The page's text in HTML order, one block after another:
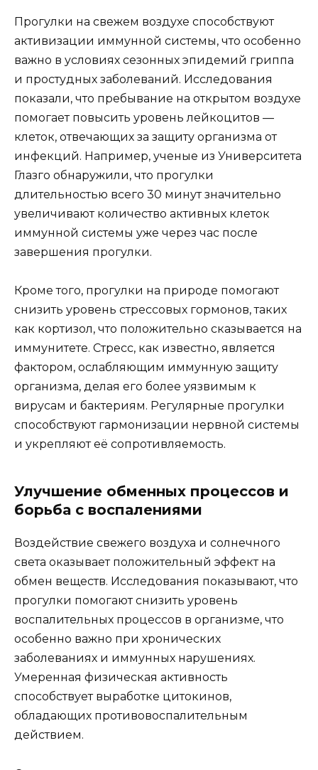
Прогулки на свежем воздухе способствуют
активизации иммунной системы, что особенно
важно в условиях сезонных эпидемий гриппа
и простудных заболеваний. Исследования
показали, что пребывание на открытом воздухе
помогает повысить уровень лейкоцитов —
клеток, отвечающих за защиту организма от
инфекций. Например, ученые из Университета
Глазго обнаружили, что прогулки
длительностью всего 30 минут значительно
увеличивают количество активных клеток
иммунной системы уже через час после
завершения прогулки.
Кроме того, прогулки на природе помогают
снизить уровень стрессовых гормонов, таких
как кортизол, что положительно сказывается на
иммунитете. Стресс, как известно, является
фактором, ослабляющим иммунную защиту
организма, делая его более уязвимым к
вирусам и бактериям. Регулярные прогулки
способствуют гармонизации нервной системы
и укрепляют её сопротивляемость.
Улучшение обменных процессов и
борьба с воспалениями
Воздействие свежего воздуха и солнечного
света оказывает положительный эффект на
обмен веществ. Исследования показывают, что
прогулки помогают снизить уровень
воспалительных процессов в организме, что
особенно важно при хронических
заболеваниях и иммунных нарушениях.
Умеренная физическая активность
способствует выработке цитокинов,
обладающих противовоспалительным
действием.